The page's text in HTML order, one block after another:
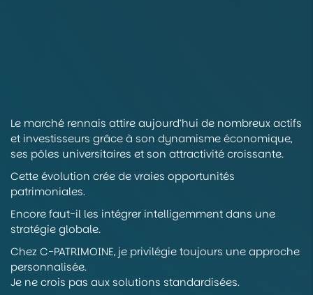
Le marché rennais attire aujourd’hui de nombreux actifs
et investisseurs grâce à son dynamisme économique,
ses pôles universitaires et son attractivité croissante.
Cette évolution crée de vraies opportunités
patrimoniales.
Encore faut-il les intégrer intelligemment dans une
stratégie globale.
Chez C-PATRIMOINE, je privilégie toujours une approche
personnalisée.
Je ne crois pas aux solutions standardisées.